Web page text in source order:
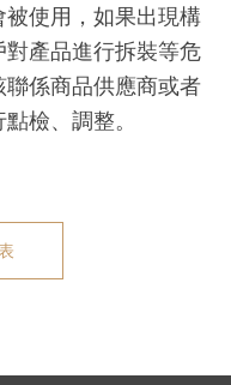
使用，如果出現構
產品進行拆裝等危
係商品供應商或者
檢、調整。